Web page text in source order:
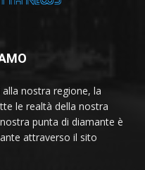
nostra regione, la
le realtà della nostra
punta di diamante è
attraverso il sito